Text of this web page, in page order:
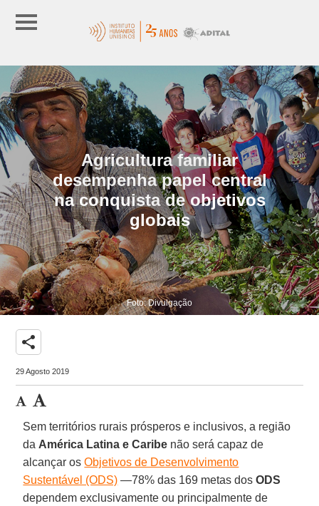
Agricultura familiar
desempenha papel central
na conquista de objetivos
globais
Foto: Divulgação
share
29 Agosto 2019
Sem territórios rurais prósperos e inclusivos, a região
da América Latina e Caribe não será capaz de
alcançar osObjetivos de Desenvolvimento
Sustentável (ODS) —78% das 169 metas dosODS
dependem exclusivamente ou principalmente de